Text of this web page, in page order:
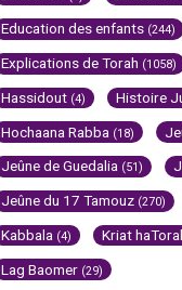
Education des enfants (244)
Explications de Torah (1058)
Hassidout (4) Histoire
Hochaana Rabba (18)
Jeûne de Guedalia (51)
Jeûne du 17 Tamouz (270)
Kabbala (4) Kriat
Lag Baomer (29)